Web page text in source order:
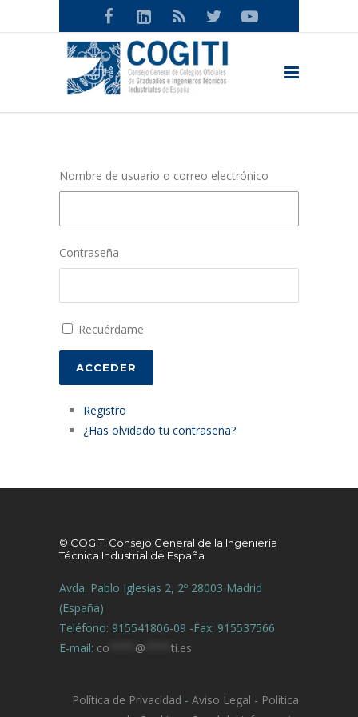
Nombre de usuario o correo electrónico
Contraseña
Recuérdame
ACCEDER
Registro
¿Has olvidado tu contraseña?
© COGITI Consejo General de la Ingeniería
Técnica Industrial de España
Avda. Pablo Iglesias 2, 2º 28003 Madrid
(España)
Teléfono: 915541806-09 -Fax: 915537566
E-mail: co @ ti.es
Política de Privacidad - Aviso Legal - Política